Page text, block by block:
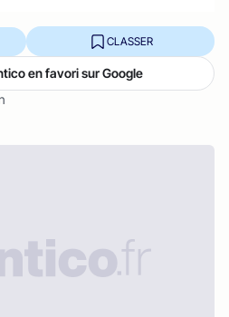
CLASSER
en favori sur Google